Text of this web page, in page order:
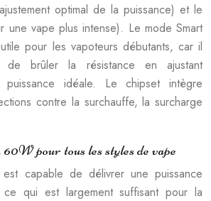
optimal de la puissance) et le
une vape plus intense). Le mode Smart
pour les vapoteurs débutants, car il
brûler la résistance en ajustant
puissance idéale. Le chipset intègre
contre la surchauffe, la surcharge
60W pour tous les styles de vape
capable de délivrer une puissance
qui est largement suffisant pour la